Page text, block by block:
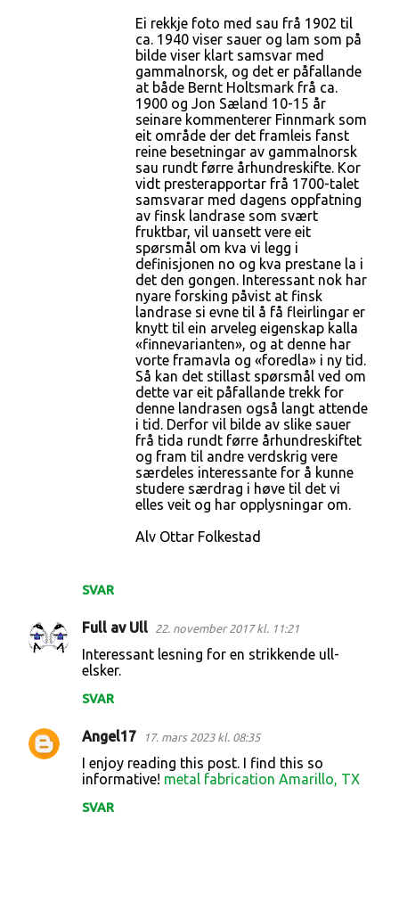
SVAR
Ei rekkje foto med sau frå 1902 til
ca. 1940 viser sauer og lam som på
bilde viser klart samsvar med
gammalnorsk, og det er påfallande
at både Bernt Holtsmark frå ca.
1900 og Jon Sæland 10-15 år
seinare kommenterer Finnmark som
eit område der det framleis fanst
reine besetningar av gammalnorsk
sau rundt førre århundreskifte. Kor
vidt presterapportar frå 1700-talet
samsvarar med dagens oppfatning
av finsk landrase som svært
fruktbar, vil uansett vere eit
spørsmål om kva vi legg i
definisjonen no og kva prestane la i
det den gongen. Interessant nok har
nyare forsking påvist at finsk
landrase si evne til å få fleirlingar er
knytt til ein arveleg eigenskap kalla
«finnevarianten», og at denne har
vorte framavla og «foredla» i ny tid.
Så kan det stillast spørsmål ved om
dette var eit påfallande trekk for
denne landrasen også langt attende
i tid. Derfor vil bilde av slike sauer
frå tida rundt førre århundreskiftet
og fram til andre verdskrig vere
særdeles interessante for å kunne
studere særdrag i høve til det vi
elles veit og har opplysningar om.
Alv Ottar Folkestad
Full av Ull 22. november 2017 kl. 11:21
Interessant lesning for en strikkende ull-
elsker.
SVAR
Angel17 17. mars 2023 kl. 08:35
I enjoy reading this post. I find this so
informative! metal fabrication Amarillo, TX
SVAR